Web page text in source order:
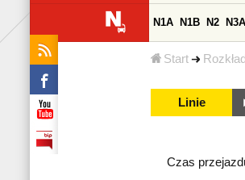
Start
N1A N1B N2 N3A
Linie
Czas